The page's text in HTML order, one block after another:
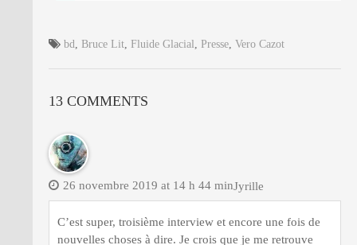
bd Bruce Lit Fluide Glacial Presse Vero Cazot
13 COMMENTS
Jyrille
26 novembre 2019 at 14 h 44 min
C’est super, troisième interview et encore une fois de
nouvelles choses à dire. Je crois que je me retrouve